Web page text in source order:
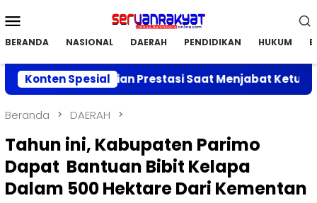
ke
Mobile
BERANDA NASIONAL DAERAH PENDIDIKAN HUKUM
Konten Spesial
Capaian Prestasi Saat Menjabat Ketua DPC APRI
Beranda DAERAH
Tahun ini, Kabupaten Parimo
Dapat Bantuan Bibit Kelapa
Dalam 500 Hektare Dari Kementan